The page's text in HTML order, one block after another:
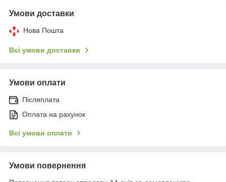
Умови доставки
Нова Пошта
Всі умови доставки
Умови оплати
Післяплата
Оплата на рахунок
Всі умови оплати
Умови повернення